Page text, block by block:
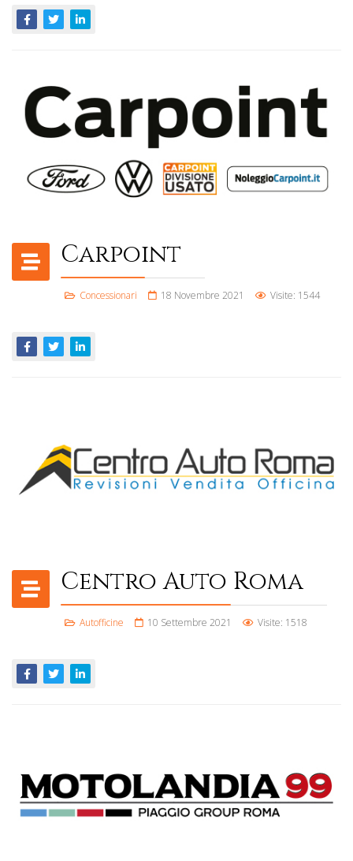
Carpoint
Concessionari 18 Novembre 2021 Visite: 1544
Centro Auto Roma
Autofficine 10 Settembre 2021 Visite: 1518